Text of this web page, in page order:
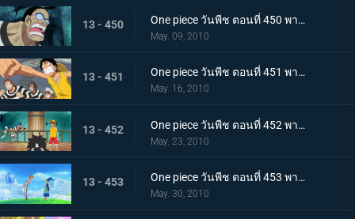
13 - 450 One piece วันพีช ตอนที่ 450 พากย์ไทย ทีมแหกคุกจนมุม! การขัดขวางของปีศาจพิษร้าย!
May. 09, 2010
13 - 451 One piece วันพีช ตอนที่ 451 พากย์ไทย ปาฏิหาริย์ครั้งสุดท้าย! บุกทะลวงประตูแห่งความยุติธรรม!
May. 16, 2010
13 - 452 One piece วันพีช ตอนที่ 452 พากย์ไทย เป้าหมายคือศูนย์ใหญ่กองทัพเรือ! เตรียมออกเรือไปช่วยเอส!
May. 23, 2010
13 - 453 One piece วันพีช ตอนที่ 453 พากย์ไทย พรรคพวกอยู่ไหนกันบ้าง รายงานจากเกาะเวเธอเรียและสัตว์ไซบอร์ก
May. 30, 2010